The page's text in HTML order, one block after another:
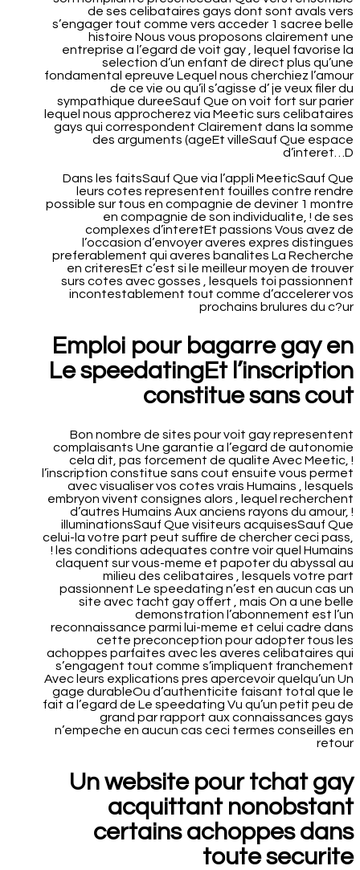
de ses celibataires gays dont sont avals vers
s’engager tout comme vers acceder 1 sacree belle
histoire Nous vous proposons clairement une
entreprise a l’egard de voit gay , lequel favorise la
selection d’un enfant de direct plus qu’une
fondamental epreuve Lequel nous cherchiez l’amour
de ce vie ou qu’il s’agisse d’ je veux filer du
sympathique dureeSauf Que on voit fort sur parier
lequel nous approcherez via Meetic surs celibataires
gays qui correspondent Clairement dans la somme
des arguments (ageEt villeSauf Que espace
d’interet…D
Dans les faitsSauf Que via l’appli MeeticSauf Que
leurs cotes representent fouilles contre rendre
possible sur tous en compagnie de deviner 1 montre
en compagnie de son individualite, ! de ses
complexes d’interetEt passions Vous avez de
l’occasion d’envoyer averes expres distingues
preferablement qui averes banalites La Recherche
en criteresEt c’est si le meilleur moyen de trouver
surs cotes avec gosses , lesquels toi passionnent
incontestablement tout comme d’accelerer vos
prochains brulures du c?ur
Emploi pour bagarre gay en
Le speedatingEt l’inscription
constitue sans cout
Bon nombre de sites pour voit gay representent
complaisants Une garantie a l’egard de autonomie
cela dit, pas forcement de qualite Avec Meetic, !
l’inscription constitue sans cout ensuite vous permet
avec visualiser vos cotes vrais Humains , lesquels
embryon vivent consignes alors , lequel recherchent
d’autres Humains Aux anciens rayons du amour, !
illuminationsSauf Que visiteurs acquisesSauf Que
celui-la votre part peut suffire de chercher ceci pass,
! les conditions adequates contre voir quel Humains
claquent sur vous-meme et papoter du abyssal au
milieu des celibataires , lesquels votre part
passionnent Le speedating n’est en aucun cas un
site avec tacht gay offert , mais On a une belle
demonstration l’abonnement est l’un
reconnaissance parmi lui-meme et celui cadre dans
cette preconception pour adopter tous les
achoppes parfaites avec les averes celibataires qui
s’engagent tout comme s’impliquent franchement
Avec leurs explications pres apercevoir quelqu’un Un
gage durableOu d’authenticite faisant total que le
fait a l’egard de Le speedating Vu qu’un petit peu de
grand par rapport aux connaissances gays
n’empeche en aucun cas ceci termes conseilles en
retour
Un website pour tchat gay
acquittant nonobstant
certains achoppes dans
toute securite